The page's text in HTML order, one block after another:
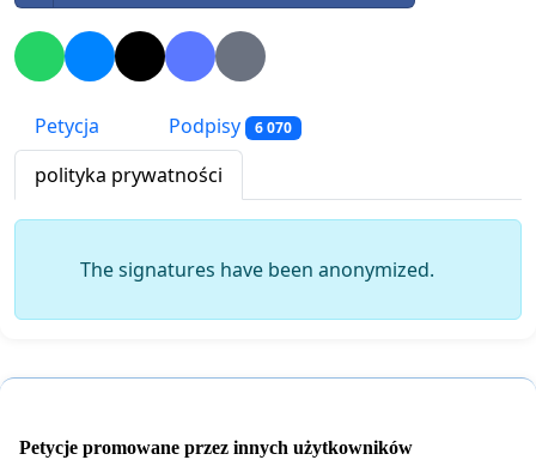
Petycja Podpisy 6 070
polityka prywatności
The signatures have been anonymized.
Petycje promowane przez innych użytkowników